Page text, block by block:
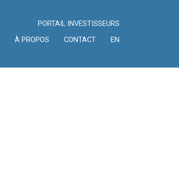
PORTAIL INVESTISSEURS
À PROPOS CONTACT EN